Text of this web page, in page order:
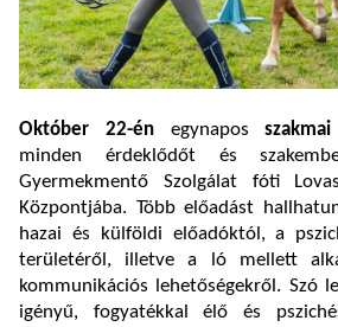
Október 22-énegynapos
minden érdeklődőt és
Gyermekmentő Szolgálat fóti
Központjába. Több előadást
hazai és külföldi előadóktól, a
területéről, illetve a ló mellett
kommunikációs lehetőségekről. Szó
igényű, fogyatékkal élő és